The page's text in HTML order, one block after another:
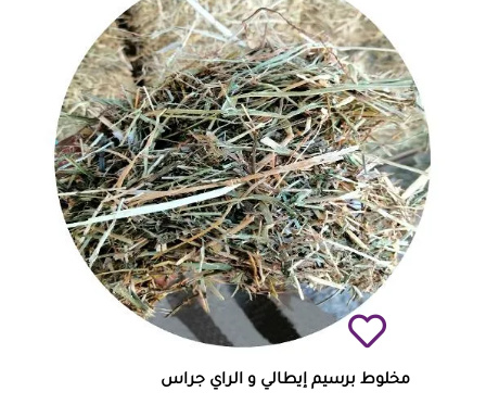
مخلوط برسيم إيطالي و الراي جراس